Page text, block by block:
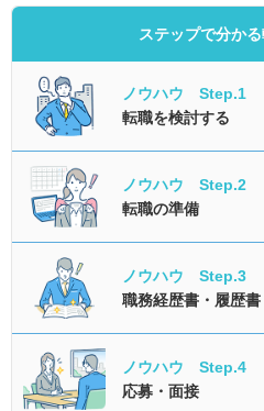
ステップで分か
ノウハウ Step.1
転職を検討する
ノウハウ Step.2
転職の準備
ノウハウ Step.3
職務経歴書・履歴書
ノウハウ Step.4
応募・面接